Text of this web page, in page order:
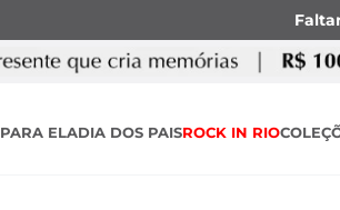
PARA ELADIA DOS PAISROCK IN RIO